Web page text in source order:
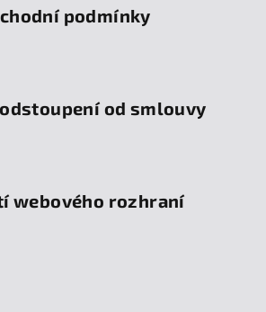
podmínky
od smlouvy
webového rozhraní